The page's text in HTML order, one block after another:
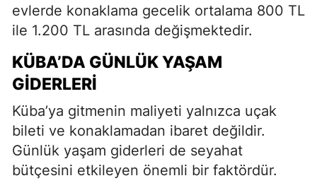
evlerde konaklama gecelik ortalama 800 TL
ile 1.200 TL arasında değişmektedir.
KÜBA’DA GÜNLÜK YAŞAM
GIDERLERI
Küba’ya gitmenin maliyeti yalnızca uçak
bileti ve konaklamadan ibaret değildir.
Günlük yaşam giderleri de seyahat
bütçesini etkileyen önemli bir faktördür.